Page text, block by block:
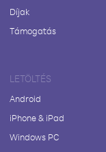
Díjak
Támogatás
LETÖLTÉS
Android
iPhone & iPad
Windows PC